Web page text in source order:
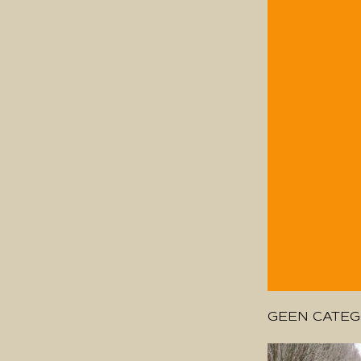
GEEN